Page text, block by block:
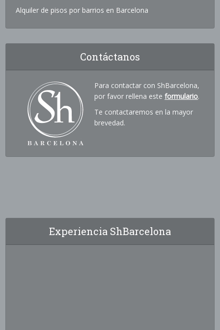
Alquiler de pisos por barrios en Barcelona
Contáctanos
Para contactar con ShBarcelona,
por favor rellena esteformulario.
Te contactaremos en la mayor
brevedad.
Experiencia ShBarcelona